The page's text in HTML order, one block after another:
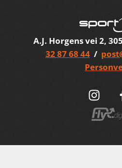
A.J. Horgens vei 2,
32 87 68 44/